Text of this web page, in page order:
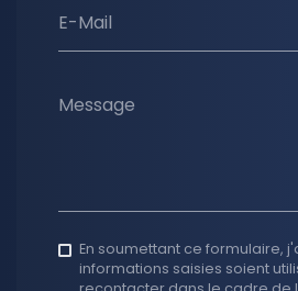
E-Mail
Message
En soumettant ce formulaire,
informations saisies soient